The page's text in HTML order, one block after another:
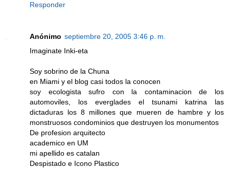
Responder
Anónimo septiembre 20, 2005 3:46 p. m.
Imaginate Inki-eta
Soy sobrino de la Chuna
en Miami y el blog casi todos la conocen
soy ecologista sufro con la contaminacion de los
automoviles, los everglades el tsunami katrina las
dictaduras los 8 millones que mueren de hambre y los
monstruosos condominios que destruyen los monumentos
De profesion arquitecto
academico en UM
mi apellido es catalan
Despistado e Icono Plastico